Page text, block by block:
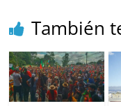
k
También